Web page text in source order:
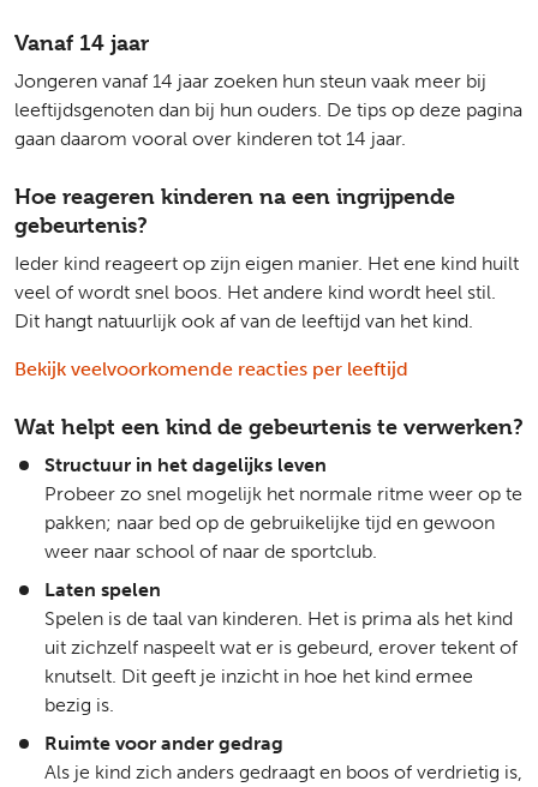
Vanaf 14 jaar
Jongeren vanaf 14 jaar zoeken hun steun vaak meer bij
leeftijdsgenoten dan bij hun ouders. De tips op deze pagina
gaan daarom vooral over kinderen tot 14 jaar.
Hoe reageren kinderen na een ingrijpende
gebeurtenis?
Ieder kind reageert op zijn eigen manier. Het ene kind huilt
veel of wordt snel boos. Het andere kind wordt heel stil.
Dit hangt natuurlijk ook af van de leeftijd van het kind.
Bekijk veelvoorkomende reacties per leeftijd
Wat helpt een kind de gebeurtenis te verwerken?
Structuur in het dagelijks leven
Probeer zo snel mogelijk het normale ritme weer op te
pakken; naar bed op de gebruikelijke tijd en gewoon
weer naar school of naar de sportclub.
Laten spelen
Spelen is de taal van kinderen. Het is prima als het kind
uit zichzelf naspeelt wat er is gebeurd, erover tekent of
knutselt. Dit geeft je inzicht in hoe het kind ermee
bezig is.
Ruimte voor ander gedrag
Als je kind zich anders gedraagt en boos of verdrietig is,